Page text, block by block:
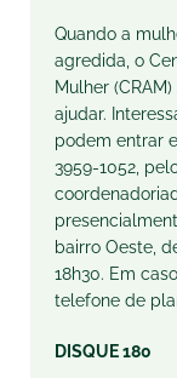
Quando a
agredida, o
Mulher
ajudar.
podem entrar
3959-1052,
bairro Oeste,
18h30. Em
telefone de
DISQUE 180